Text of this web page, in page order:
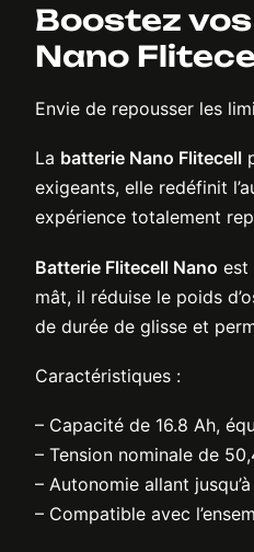
Boostez
Nano
Envie de repousser les
La batterie Nano Flitecell
exigeants, elle redéfinit
expérience totalement
Batterie Flitecell Nano est
mât, il réduise le poids
de durée de glisse et
Caractéristiques :
– Capacité de 16.8 Ah,
– Tension nominale de
– Autonomie allant
– Compatible avec